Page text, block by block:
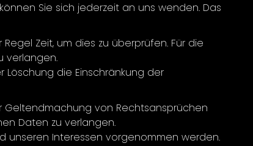
Sie sich jederzeit an uns wenden. Das
Zeit, um dies zu überprüfen. Für die
verlangen.
die Einschränkung der
von Rechtsansprüchen
Daten zu verlangen.
unseren Interessen vorgenommen werden.